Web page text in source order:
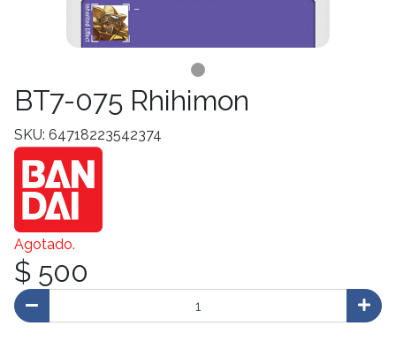
BT7-075 Rhihimon
SKU: 64718223542374
Agotado.
$ 500